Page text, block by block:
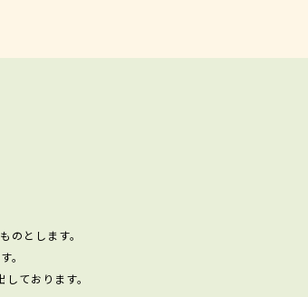
とします。
。
ております。